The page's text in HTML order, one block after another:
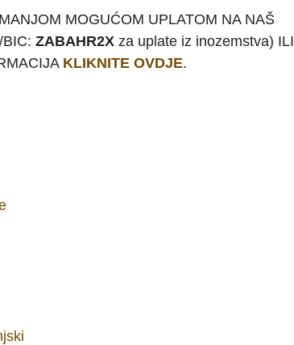
MOGUĆOM UPLATOM NA NAŠ
ZABAHR2X za uplate iz inozemstva) ILI
KLIKNITE OVDJE.